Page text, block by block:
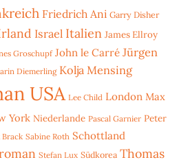
Friedrich Ani Garry Disher
Israel Italien James Ellroy
Groschupf John le Carré Jürgen
Diemerling Kolja Mensing
USA Lee Child London Max
York Niederlande Pascal Garnier Peter
Brack Sabine Roth Schottland
Stefan Lux Südkorea Thomas